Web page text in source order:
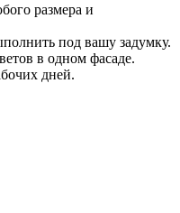
размера и
под вашу задумку.
в одном фасаде.
дней.